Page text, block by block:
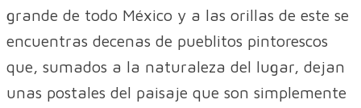
grande de todo México y a las orillas de este se
encuentras decenas de pueblitos pintorescos
que, sumados a la naturaleza del lugar, dejan
unas postales del paisaje que son simplemente